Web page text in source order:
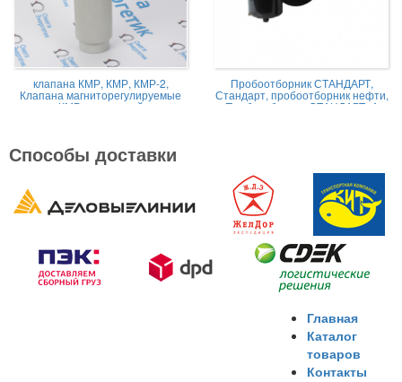
клапана КМР, КМР, КМР-2,
Клапана магниторегулируемые
КМР жидкостной
Пробоотборник СТАНДАРТ,
Стандарт, пробоотборник нефти,
Пробоотборник СТАНДАРТ -А
Способы доставки
Главная
Каталог
товаров
Контакты